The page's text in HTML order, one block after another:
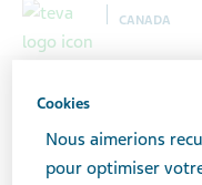
CANADA
Comment éviter les écueils?
Cookies
Nous aimerions
pour optimiser